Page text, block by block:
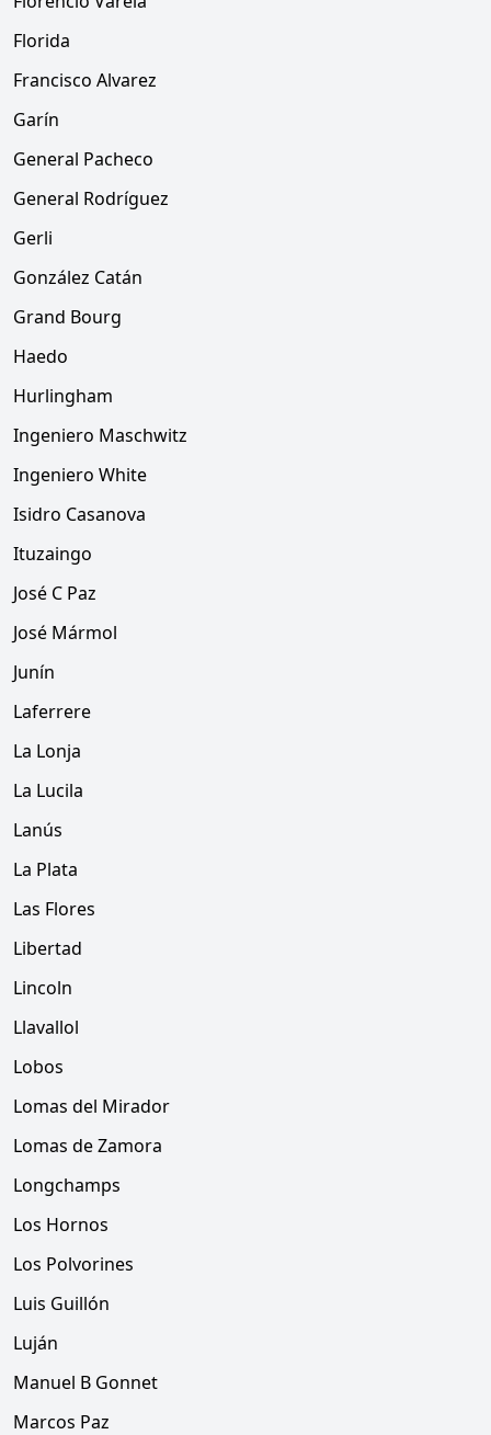
Florida
Francisco Alvarez
Garín
General Pacheco
General Rodríguez
Gerli
González Catán
Grand Bourg
Haedo
Hurlingham
Ingeniero Maschwitz
Ingeniero White
Isidro Casanova
Ituzaingo
José C Paz
José Mármol
Junín
Laferrere
La Lonja
La Lucila
Lanús
La Plata
Las Flores
Libertad
Lincoln
Llavallol
Lobos
Lomas del Mirador
Lomas de Zamora
Longchamps
Los Hornos
Los Polvorines
Luis Guillón
Luján
Manuel B Gonnet
Marcos Paz